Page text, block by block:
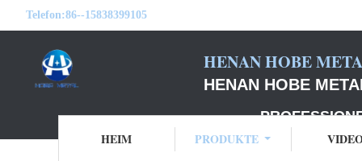
Telefon:86--15838399105
HENAN HOBE
HENAN HOBE
HEIM PRODUKTE